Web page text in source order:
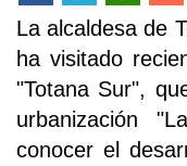
La alcaldesa de
ha visitado
"Totana Sur",
urbanización
conocer el